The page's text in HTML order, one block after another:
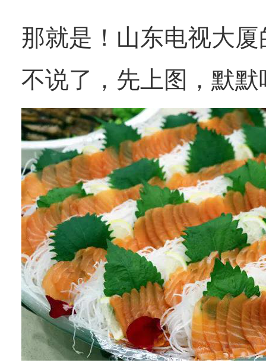
那就是！山东电视大
不说了，先上图，默